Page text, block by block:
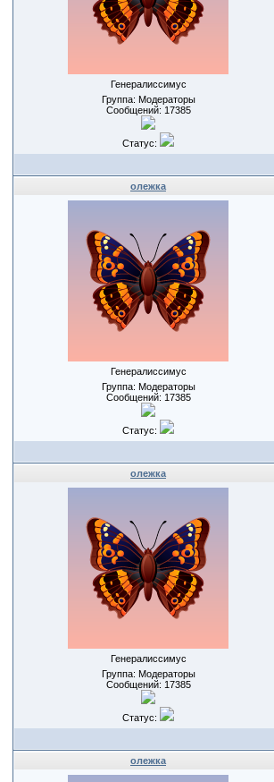
Генералиссимус
Группа: Модераторы
Сообщений: 17385
Статус:
олежка
Генералиссимус
Группа: Модераторы
Сообщений: 17385
Статус:
олежка
Генералиссимус
Группа: Модераторы
Сообщений: 17385
Статус:
олежка